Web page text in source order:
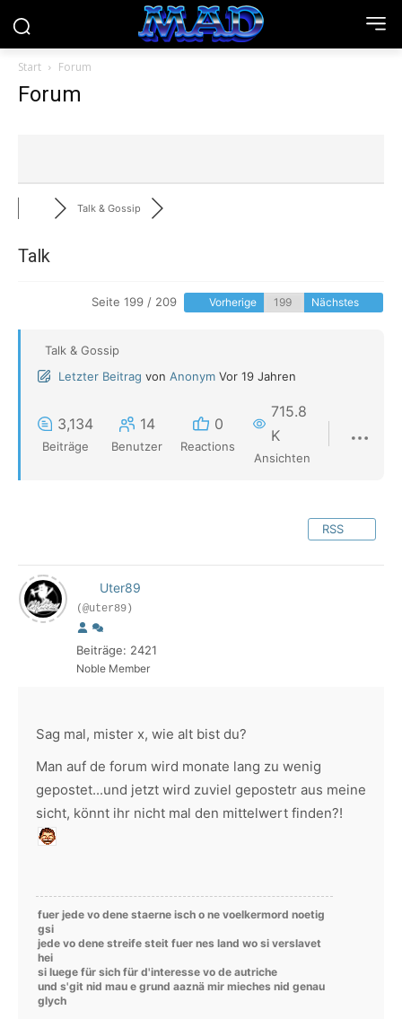
Start Forum
Forum
Talk & Gossip
Talk
Seite 199 / 209 Vorherige Nächstes
Talk & Gossip
Letzter Beitrag von Anonym Vor 19 Jahren
3,134
Beiträge
14
Benutzer
0
Reactions
715.8
K
Ansichten
RSS
Uter89
(@uter89)
Beiträge: 2421
Noble Member
Sag mal, mister x, wie alt bist du?
Man auf de forum wird monate lang zu wenig
gepostet...und jetzt wird zuviel gepostetr aus meine
sicht, könnt ihr nicht mal den mittelwert finden?!
fuer jede vo dene staerne isch o ne voelkermord noetig
gsi
jede vo dene streife steit fuer nes land wo si verslavet
hei
si luege für sich für d'interesse vo de autriche
und s'git nid mau e grund aaznä mir mieches nid genau
glych